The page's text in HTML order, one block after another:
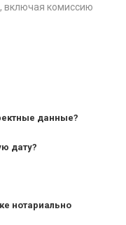
включая комиссию
данные?
дату?
нотариально